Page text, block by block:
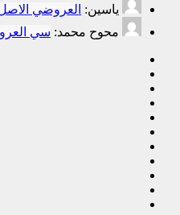
ياسين: العروضي
محوح محمد: سي